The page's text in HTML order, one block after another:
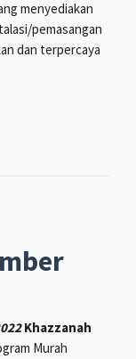
menyediakan
pemasangan
dan terpercaya
Khazzanah
Murah